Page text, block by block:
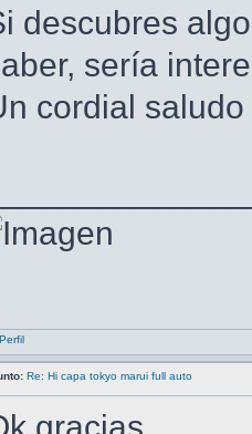
descubres
sería
cordial saludo
Re: Hi capa tokyo marui full auto